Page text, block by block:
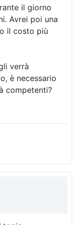
il giorno
Avrei poi una
il costo più
verrà
è necessario
competenti?